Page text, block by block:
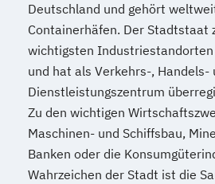
Deutschland und gehört
Containerhäfen. Der Stadtstaat
wichtigsten
und hat als Verkehrs-, Handels-
Dienstleistungszentrum
Zu den wichtigen
Maschinen- und Schiffsbau,
Banken oder die
Wahrzeichen der Stadt ist die